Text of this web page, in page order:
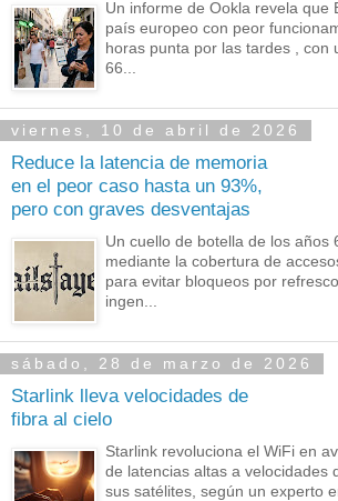
Un informe de Ookla revela que
país europeo con peor
horas punta por las tardes , con
66...
viernes, 10 de abril de 2026
Reduce la latencia de memoria
en el peor caso hasta un 93%,
pero con graves desventajas
Un cuello de botella de los años
mediante la cobertura de
para evitar bloqueos por
ingen...
sábado, 28 de marzo de 2026
Starlink lleva velocidades de
fibra al cielo
Starlink revoluciona el WiFi en
de latencias altas a velocidades
sus satélites, según un experto